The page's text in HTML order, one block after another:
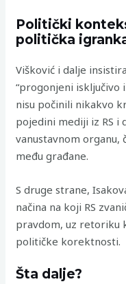
Politički
politička
Višković i dalje
“progonjeni isključivo
nisu počinili nikakvo
pojedini mediji iz RS i
vanustavnom organu,
među građane.
S druge strane,
načina na koji RS
pravdom, uz retoriku
političke korektnosti.
Šta dalje?